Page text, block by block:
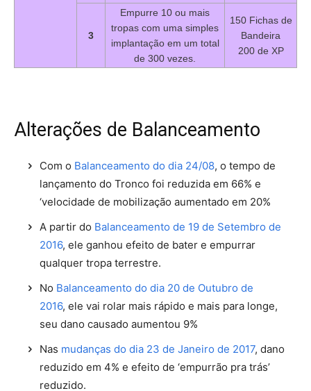
3
Empurre 10 ou mais
tropas com uma simples
implantação em um total
de 300 vezes.
150 Fichas de
Bandeira
200 de XP
Alterações de Balanceamento
Com o Balanceamento do dia 24/08, o tempo de
lançamento do Tronco foi reduzida em 66% e
‘velocidade de mobilização aumentado em 20%
A partir do Balanceamento de 19 de Setembro de
2016, ele ganhou efeito de bater e empurrar
qualquer tropa terrestre.
No Balanceamento do dia 20 de Outubro de
2016, ele vai rolar mais rápido e mais para longe,
seu dano causado aumentou 9%
Nas mudanças do dia 23 de Janeiro de 2017, dano
reduzido em 4% e efeito de ‘empurrão pra trás’
reduzido.